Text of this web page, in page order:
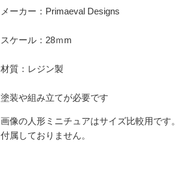
メーカー：Primaeval Designs
スケール：28ｍm
材質：レジン製
塗装や組み立てが必要です
画像の人形ミニチュアはサイズ比較用です。
付属しておりません。